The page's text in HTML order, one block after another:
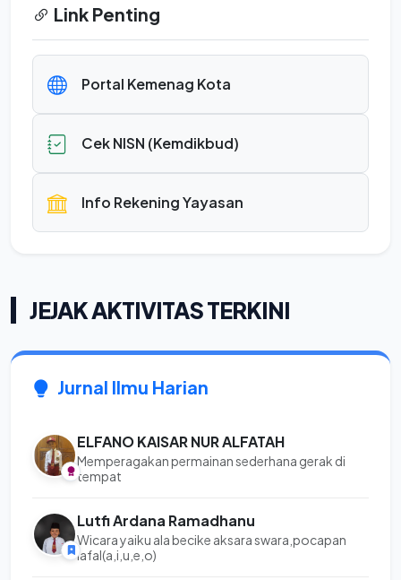
Link Penting
Portal Kemenag Kota
Cek NISN (Kemdikbud)
Info Rekening Yayasan
JEJAK AKTIVITAS TERKINI
Jurnal Ilmu Harian
ELFANO KAISAR NUR ALFATAH
Memperagakan permainan sederhana gerak di
tempat
Lutfi Ardana Ramadhanu
Wicara yaiku ala becike aksara swara,pocapan
lafal(a,i,u,e,o)